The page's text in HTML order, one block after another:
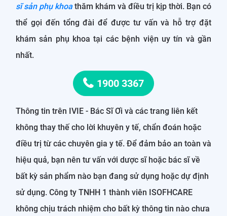
sĩ sản phụ khoathăm khám và điều trị kịp thời. Bạn có
thể gọi đến tổng đài để được tư vấn và hỗ trợ đặt
khám sản phụ khoa tại các bệnh viện uy tín và gần
nhất.
1900 3367
Thông tin trên IVIE - Bác Sĩ Ơi và các trang liên kết
không thay thế cho lời khuyên y tế, chẩn đoán hoặc
điều trị từ các chuyên gia y tế. Để đảm bảo an toàn và
hiệu quả, bạn nên tư vấn với dược sĩ hoặc bác sĩ về
bất kỳ sản phẩm nào bạn đang sử dụng hoặc dự định
sử dụng. Công ty TNHH 1 thành viên ISOFHCARE
không chịu trách nhiệm cho bất kỳ thông tin nào chưa